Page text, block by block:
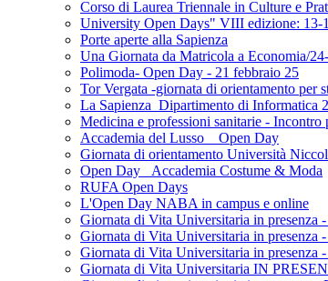
Corso di Laurea Triennale in Culture e
University Open Days" VIII edizione: 13-
Porte aperte alla Sapienza
Una Giornata da Matricola a Economia/
Polimoda- Open Day - 21 febbraio 25
Tor Vergata -giornata di orientamento per
La Sapienza_Dipartimento di Informatica
Medicina e professioni sanitarie - Incontro
Accademia del Lusso _ Open Day
Giornata di orientamento Università
Open Day _Accademia Costume & Moda
RUFA Open Days
L'Open Day NABA in campus e online
Giornata di Vita Universitaria in presenza
Giornata di Vita Universitaria in presenza
Giornata di Vita Universitaria in presenza
Giornata di Vita Universitaria IN